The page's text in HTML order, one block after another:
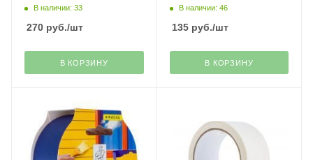
В наличии: 33
270 руб./шт
В КОРЗИНУ
В наличии: 46
135руб./шт
В КОРЗИНУ